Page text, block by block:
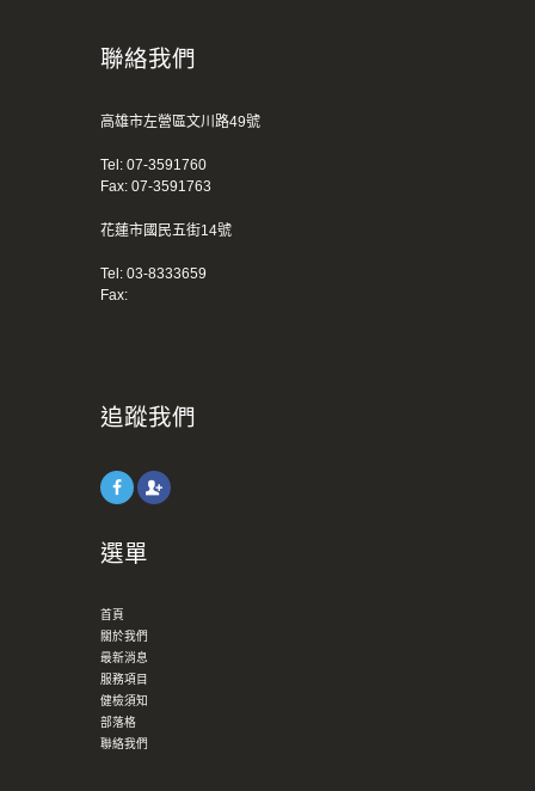
聯絡我們
高雄市左營區文川路49號
Tel: 07-3591760
Fax: 07-3591763
花蓮市國民五街14號
Tel: 03-8333659
Fax:
追蹤我們
選單
首頁
關於我們
最新消息
服務項目
健檢須知
部落格
聯絡我們